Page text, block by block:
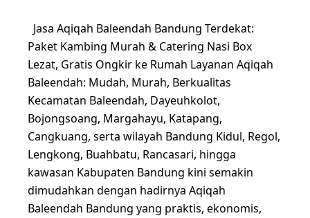
Jasa Aqiqah Baleendah Bandung Terdekat:
Paket Kambing Murah & Catering Nasi Box
Lezat, Gratis Ongkir ke Rumah Layanan Aqiqah
Baleendah: Mudah, Murah, Berkualitas
Kecamatan Baleendah, Dayeuhkolot,
Bojongsoang, Margahayu, Katapang,
Cangkuang, serta wilayah Bandung Kidul, Regol,
Lengkong, Buahbatu, Rancasari, hingga
kawasan Kabupaten Bandung kini semakin
dimudahkan dengan hadirnya Aqiqah
Baleendah Bandung yang praktis, ekonomis,